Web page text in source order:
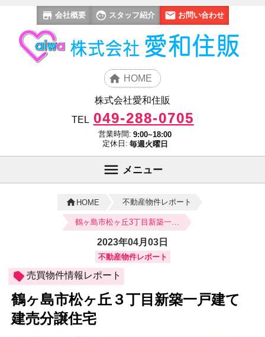
会社概要 スタッフ紹介 お問い合わせ
HOME
株式会社愛和住販
TEL 049-288-0705
営業時間: 9:00~18:00
定休日: 毎週火曜日
メニュー
HOME 不動産物件レポート
鶴ヶ島市松ヶ丘3丁目新築一戸建て建売分譲住宅
2023年04月03日
不動産物件レポート
売買物件情報レポート
鶴ヶ島市松ヶ丘３丁目新築一戸建て
建売分譲住宅